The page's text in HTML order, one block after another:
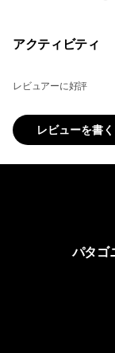
アクティビティ
レビュアーに好評
レビューを書く
パタゴ